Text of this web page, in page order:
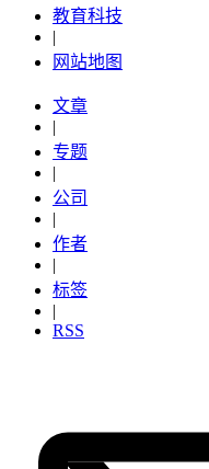
教育科技
|
网站地图
文章
|
专题
|
公司
|
作者
|
标签
|
RSS